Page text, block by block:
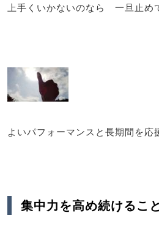
上手くいかないのなら 一旦止
よいパフォーマンスと長期間を応
集中力を高め続けること